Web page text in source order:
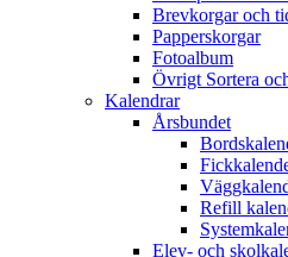
Brevkorgar och
Papperskorgar
Fotoalbum
Övrigt Sortera
Kalendrar
Årsbundet
Refill
Elev- och